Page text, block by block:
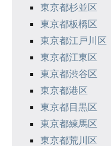
東京都杉並区
東京都板橋区
東京都江戸川区
東京都江東区
東京都渋谷区
東京都港区
東京都目黒区
東京都練馬区
東京都荒川区